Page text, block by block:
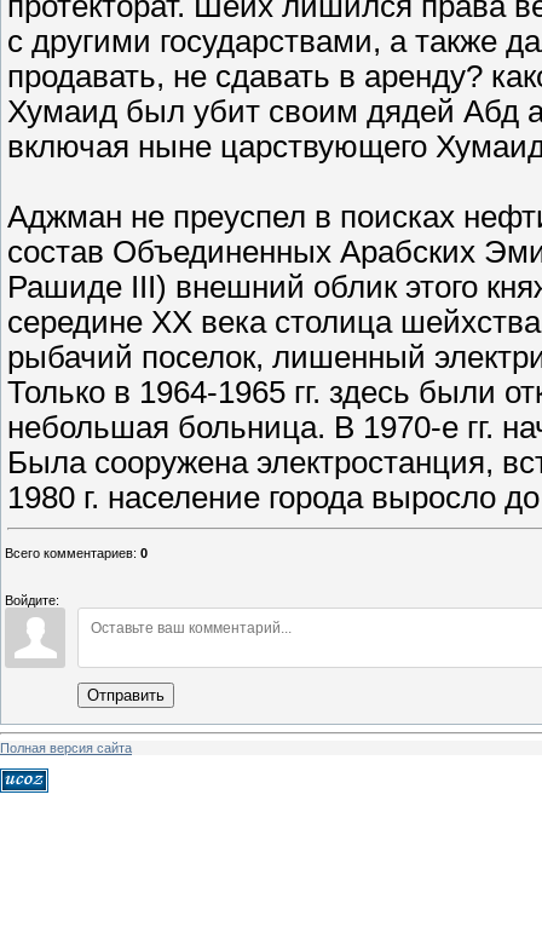
с другими государствами, а также
продавать, не сдавать в аренду?
Хумаид был убит своим дядей Абд
включая ныне царствующего
Аджман не преуспел в поисках
состав Объединенных Арабских
Рашиде III) внешний облик этого
середине XХ века столица
рыбачий поселок, лишенный
Только в 1964-1965 гг. здесь были
небольшая больница. В 1970-е гг.
Была сооружена электростанция,
1980 г. население города выросло
Всего комментариев: 0
Войдите:
Отправить
Полная версия сайта